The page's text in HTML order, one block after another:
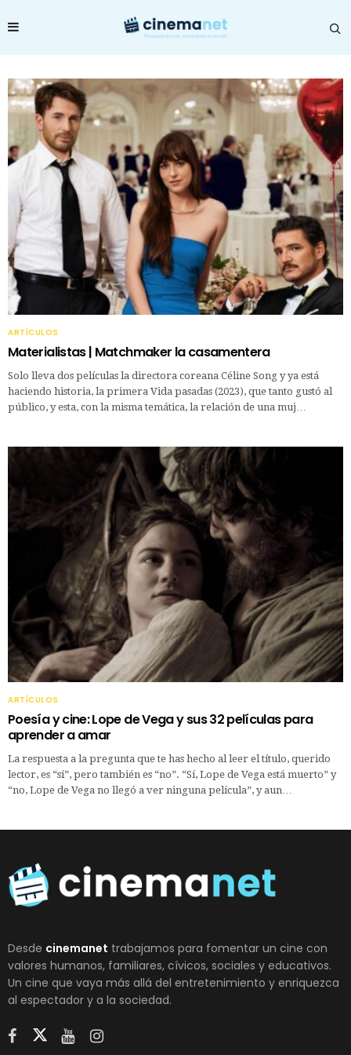
ARTÍCULOS
Materialistas | Matchmaker la casamentera
Solo lleva dos películas la directora coreana Céline Song y ya está
haciendo historia, la primera Vida pasadas (2023), que tanto gustó al
público, y esta, con la misma temática, la relación de una muj…
ARTÍCULOS
Poesía y cine: Lope de Vega y sus 32 películas para
aprender a amar
La respuesta a la pregunta que te has hecho al leer el título, querido
lector, es “sí”, pero también es “no”. “Sí, Lope de Vega está muerto” y
“no, Lope de Vega no llegó a ver ninguna película”, y aun…
Desde cinemanet trabajamos para fomentar un cine con
valores humanos, familiares, cívicos, sociales y educativos.
Un cine que vaya más allá del entretenimiento y enriquezca
al espectador y a la sociedad.